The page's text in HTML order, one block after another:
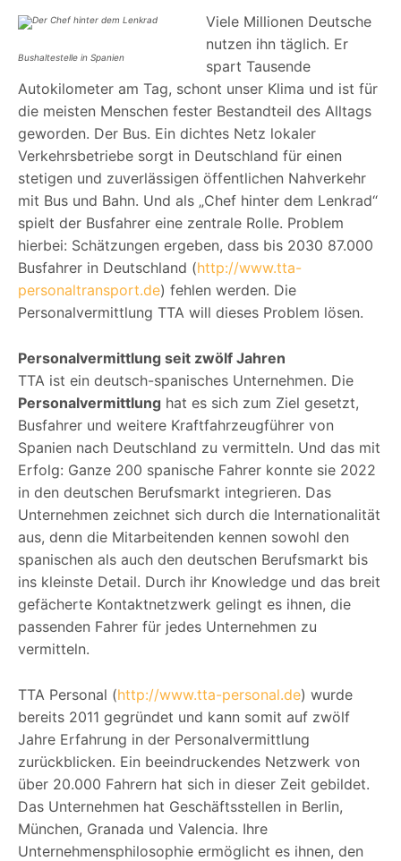
Bushaltestelle in Spanien
Viele Millionen Deutsche
nutzen ihn täglich. Er
spart Tausende
Autokilometer am Tag, schont unser Klima und ist für
die meisten Menschen fester Bestandteil des Alltags
geworden. Der Bus. Ein dichtes Netz lokaler
Verkehrsbetriebe sorgt in Deutschland für einen
stetigen und zuverlässigen öffentlichen Nahverkehr
mit Bus und Bahn. Und als „Chef hinter dem Lenkrad“
spielt der Busfahrer eine zentrale Rolle. Problem
hierbei: Schätzungen ergeben, dass bis 2030 87.000
Busfahrer in Deutschland (http://www.tta-
personaltransport.de) fehlen werden. Die
Personalvermittlung TTA will dieses Problem lösen.
Personalvermittlung seit zwölf Jahren
TTA ist ein deutsch-spanisches Unternehmen. Die
Personalvermittlung hat es sich zum Ziel gesetzt,
Busfahrer und weitere Kraftfahrzeugführer von
Spanien nach Deutschland zu vermitteln. Und das mit
Erfolg: Ganze 200 spanische Fahrer konnte sie 2022
in den deutschen Berufsmarkt integrieren. Das
Unternehmen zeichnet sich durch die Internationalität
aus, denn die Mitarbeitenden kennen sowohl den
spanischen als auch den deutschen Berufsmarkt bis
ins kleinste Detail. Durch ihr Knowledge und das breit
gefächerte Kontaktnetzwerk gelingt es ihnen, die
passenden Fahrer für jedes Unternehmen zu
vermitteln.
TTA Personal (http://www.tta-personal.de) wurde
bereits 2011 gegründet und kann somit auf zwölf
Jahre Erfahrung in der Personalvermittlung
zurückblicken. Ein beeindruckendes Netzwerk von
über 20.000 Fahrern hat sich in dieser Zeit gebildet.
Das Unternehmen hat Geschäftsstellen in Berlin,
München, Granada und Valencia. Ihre
Unternehmensphilosophie ermöglicht es ihnen, den